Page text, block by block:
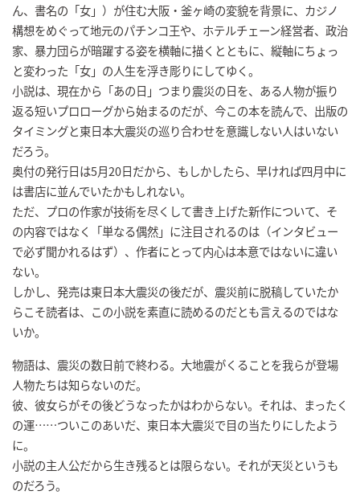
ん、書名の「女」）が住む大阪・釜ヶ崎の変貌を背景に、カジノ
構想をめぐって地元のパチンコ王や、ホテルチェーン経営者、政治
家、暴力団らが暗躍する姿を横軸に描くとともに、縦軸にちょっ
と変わった「女」の人生を浮き彫りにしてゆく。
小説は、現在から「あの日」つまり震災の日を、ある人物が振り
返る短いプロローグから始まるのだが、今この本を読んで、出版の
タイミングと東日本大震災の巡り合わせを意識しない人はいない
だろう。
奥付の発行日は5月20日だから、もしかしたら、早ければ四月中に
は書店に並んでいたかもしれない。
ただ、プロの作家が技術を尽くして書き上げた新作について、そ
の内容ではなく「単なる偶然」に注目されるのは（インタビュー
で必ず聞かれるはず）、作者にとって内心は本意ではないに違い
ない。
しかし、発売は東日本大震災の後だが、震災前に脱稿していたか
らこそ読者は、この小説を素直に読めるのだとも言えるのではな
いか。
物語は、震災の数日前で終わる。大地震がくることを我らが登場
人物たちは知らないのだ。
彼、彼女らがその後どうなったかはわからない。それは、まったく
の運……ついこのあいだ、東日本大震災で目の当たりにしたよう
に。
小説の主人公だから生き残るとは限らない。それが天災というも
のだろう。